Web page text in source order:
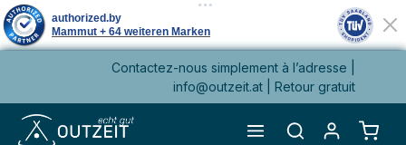
Contactez-nous simplement à l’adresse |
info@outzeit.at
| Retour gratuit
Le